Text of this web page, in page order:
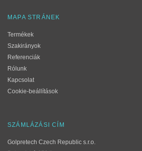
MAPA STRÁNEK
Termékek
Szakirányok
Referenciák
Rólunk
Kapcsolat
Cookie-beállítások
SZÁMLÁZÁSI CÍM
Golpretech Czech Republic s.r.o.